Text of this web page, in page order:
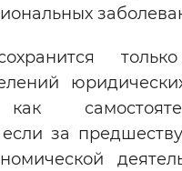
Выключены
как
если за